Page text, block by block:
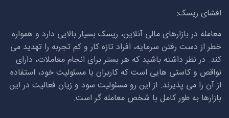
افشای ریسک:
معامله در بازارهای مالی آنلاین، ریسک بسیار بالایی دارد و همواره
خطر از دست رفتن سرمایه، افراد تازه کار و کم تجربه را تهدید می
کند. در نظر داشته باشید که هر بستر برای انجام معاملات، دارای
نواقص و کاستی هایی است که کاربران با مسئولیت خود، استفاده
از آن را می پذیرند. از این رو مسئولیت سود و زیان فعالیت در این
بازارها به طور کامل با شخص معامله گر است.